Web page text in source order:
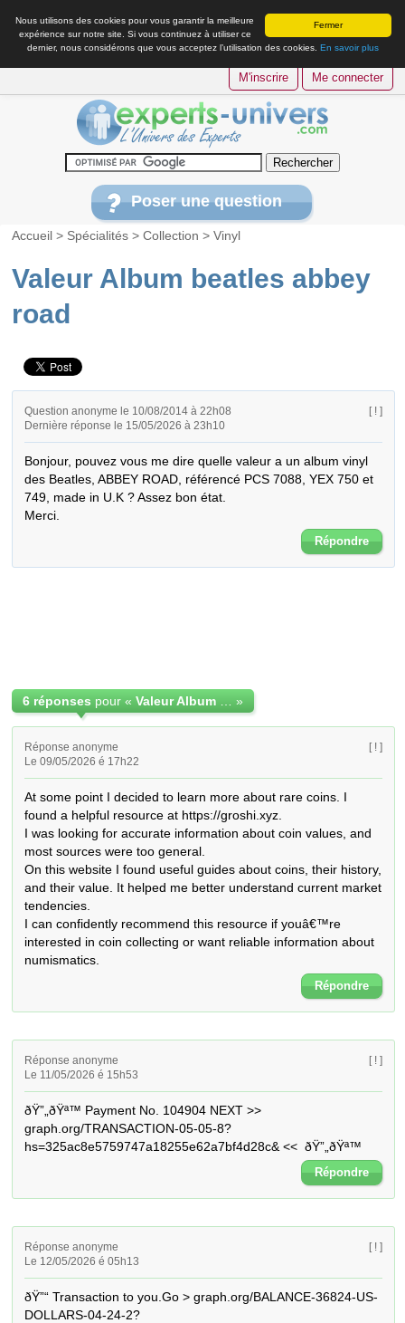
Fermer
Nous utilisons des cookies pour vous garantir la meilleure
expérience sur notre site. Si vous continuez à utiliser ce
dernier, nous considérons que vous acceptez l’utilisation des cookies. En savoir plus
M'inscrire Me connecter
Poser une question
Accueil > Spécialités >Collection >Vinyl
Valeur Album beatles abbey
road
Question anonyme le 10/08/2014 à 22h08
Dernière réponse le 15/05/2026 à 23h10
[ ! ]
Bonjour, pouvez vous me dire quelle valeur a un album vinyl
des Beatles, ABBEY ROAD, référencé PCS 7088, YEX 750 et
749, made in U.K ? Assez bon état.
Merci.
Répondre
6 réponses pour « »
Réponse anonyme
Le 09/05/2026 é 17h22
[ ! ]
At some point I decided to learn more about rare coins. I
found a helpful resource at https://groshi.xyz.
I was looking for accurate information about coin values, and
most sources were too general.
On this website I found useful guides about coins, their history,
and their value. It helped me better understand current market
tendencies.
I can confidently recommend this resource if youâ€™re
interested in coin collecting or want reliable information about
numismatics.
Répondre
Réponse anonyme
Le 11/05/2026 é 15h53
[ ! ]
ðŸ”„ðŸª™ Payment No. 104904 NEXT >>
graph.org/TRANSACTION-05-05-8?
hs=325ac8e5759747a18255e62a7bf4d28c& <<  ðŸ”„ðŸª™
Répondre
Réponse anonyme
Le 12/05/2026 é 05h13
[ ! ]
ðŸ”“ Transaction to you.Go > graph.org/BALANCE-36824-US-
DOLLARS-04-24-2?